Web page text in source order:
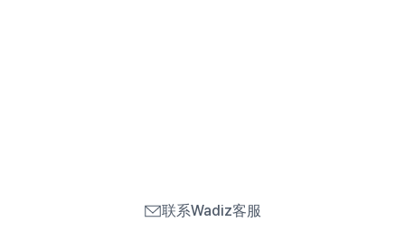
联系Wadiz客服